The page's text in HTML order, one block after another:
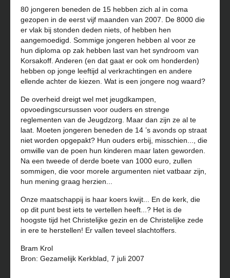
80 jongeren beneden de 15 hebben zich al in coma
gezopen in de eerst vijf maanden van 2007. De 8000 die
er vlak bij stonden deden niets, of hebben hen
aangemoedigd. Sommige jongeren hebben al voor ze
hun diploma op zak hebben last van het syndroom van
Korsakoff. Anderen (en dat gaat er ook om honderden)
hebben op jonge leeftijd al verkrachtingen en andere
ellende achter de kiezen. Wat is een jongere nog waard?
De overheid dreigt wel met jeugdkampen,
opvoedingscursussen voor ouders en strenge
reglementen van de Jeugdzorg. Maar dan zijn ze al te
laat. Moeten jongeren beneden de 14 ’s avonds op straat
niet worden opgepakt? Hun ouders erbij, misschien..., die
omwille van de poen hun kinderen maar laten geworden.
Na een tweede of derde boete van 1000 euro, zullen
sommigen, die voor morele argumenten niet vatbaar zijn,
hun mening graag herzien...
Onze maatschappij is haar koers kwijt... En de kerk, die
op dit punt best iets te vertellen heeft...? Het is de
hoogste tijd het Christelijke gezin en de Christelijke zede
in ere te herstellen! Er vallen teveel slachtoffers.
Bram Krol
Bron: Gezamelijk Kerkblad, 7 juli 2007